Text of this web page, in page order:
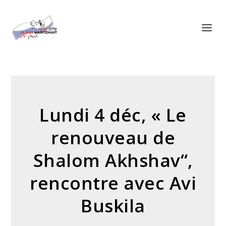
Lundi 4 déc, « Le
renouveau de
Shalom Akhshav“,
rencontre avec Avi
Buskila